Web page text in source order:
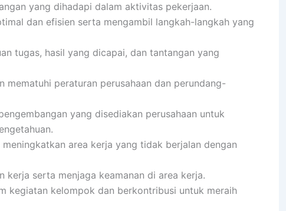
yang dihadapi dalam aktivitas pekerjaan.
dan efisien serta mengambil langkah-langkah yang
tugas, hasil yang dicapai, dan tantangan yang
mematuhi peraturan perusahaan dan perundang-
yang disediakan perusahaan untuk
area kerja yang tidak berjalan dengan
kerja serta menjaga keamanan di area kerja.
kegiatan kelompok dan berkontribusi untuk meraih